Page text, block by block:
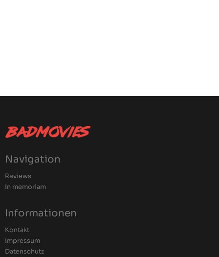
Navigation
Reviews
In memoriam
Informationen
Kontakt
Impressum
Datenschutz